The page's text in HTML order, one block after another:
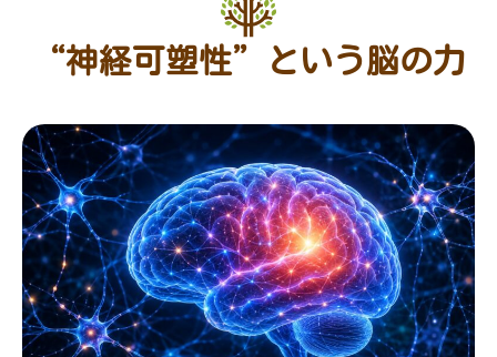
“神経可塑性”という脳の力